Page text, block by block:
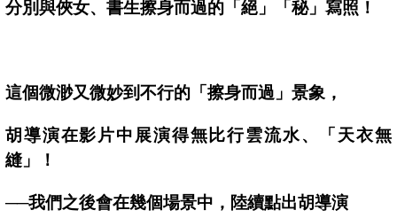
分別與俠女、書生擦身而過的「絕」「秘」寫照！
這個微渺又微妙到不行的「擦身而過」景象，
胡導演在影片中展演得無比行雲流水、「天衣無
縫」！
──我們之後會在幾個場景中，陸續點出胡導演